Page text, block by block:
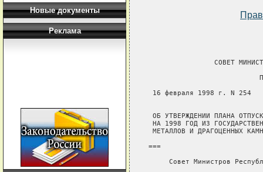
Новые документы
Реклама
СОВЕТ
16 февраля 1998 г.
ОБ УТВЕРЖДЕНИИ ПЛАНА
НА 1998 ГОД ИЗ
МЕТАЛЛОВ И ДРАГОЦЕННЫХ
===
Совет Министров